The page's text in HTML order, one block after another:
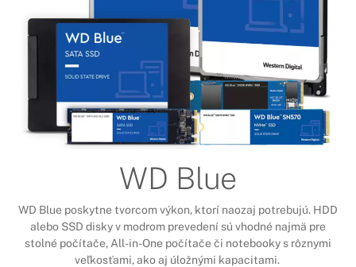
WD Blue
WD Blue poskytne tvorcom výkon, ktorí naozaj potrebujú. HDD
alebo SSD disky v modrom prevedení sú vhodné najmä pre
stolné počítače, All-in-One počítače či notebooky s rôznymi
veľkosťami, ako aj úložnými kapacitami.